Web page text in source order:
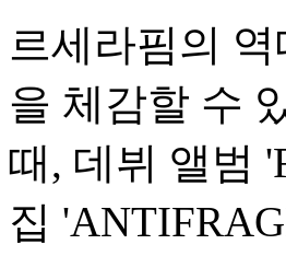
르세라핌의
을 체감할 수
때, 데뷔 앨범
집